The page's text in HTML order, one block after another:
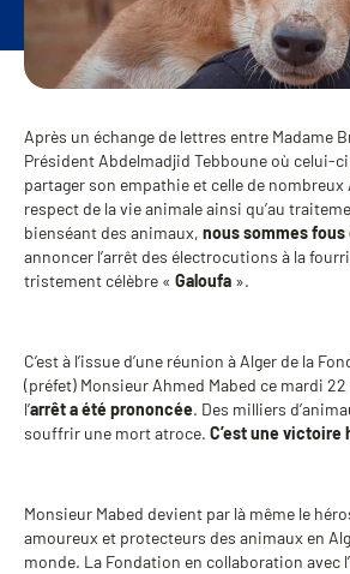
Après un échange de lettres entre Madame
Président Abdelmadjid Tebboune où celui-
partager son empathie et celle de nombreux
respect de la vie animale ainsi qu’au
bienséant des animaux, nous sommes fous
annoncer l’arrêt des électrocutions à la
tristement célèbre « Galoufa ».
C’est à l’issue d’une réunion à Alger de la
(préfet) Monsieur Ahmed Mabed ce mardi 22
l’arrêt a été prononcée. Des milliers
souffrir une mort atroce. C’est une victoire
Monsieur Mabed devient par là même le
amoureux et protecteurs des animaux en
monde. La Fondation en collaboration avec